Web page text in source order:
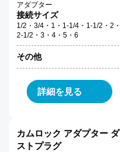
アダプター
接続サイズ
1/2・3/4・1・1-1/4・1-1/2・2・
2-1/2・3・4・5・6
その他
詳細を見る
カムロック アダプター ダ
ストプラグ